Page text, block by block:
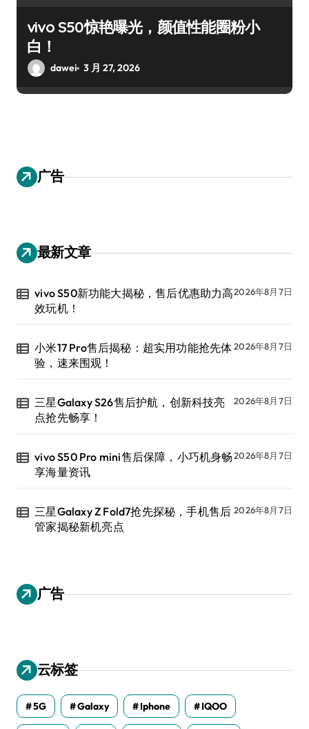
vivo S50惊艳曝光，颜值性能圈粉小
白！
dawei 3 月 27, 2026
广告
最新文章
vivo S50新功能大揭秘，售后优惠助力高
效玩机！
2026年8月7日
小米17 Pro售后揭秘：超实用功能抢先体
验，速来围观！
2026年8月7日
三星Galaxy S26售后护航，创新科技亮
点抢先畅享！
2026年8月7日
vivo S50 Pro mini售后保障，小巧机身畅
享海量资讯
2026年8月7日
三星Galaxy Z Fold7抢先探秘，手机售后
管家揭秘新机亮点
2026年8月7日
广告
云标签
5G Galaxy Iphone IQOO